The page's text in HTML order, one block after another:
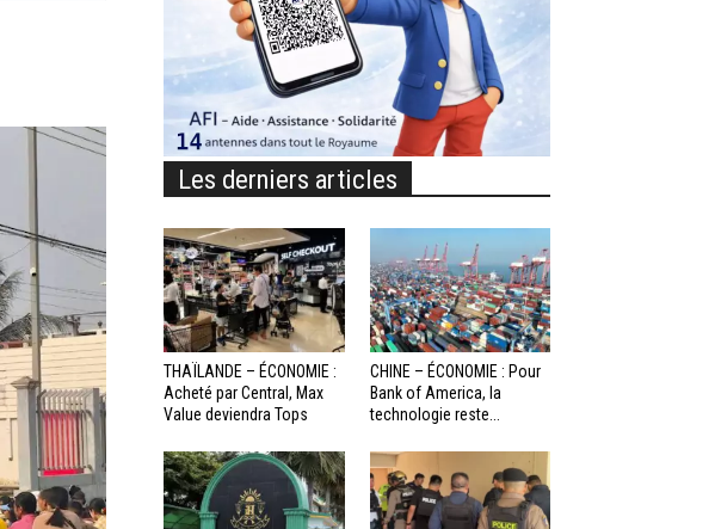
Les derniers articles
THAÏLANDE – ÉCONOMIE :
Acheté par Central, Max
Value deviendra Tops
CHINE – ÉCONOMIE : Pour
Bank of America, la
technologie reste...